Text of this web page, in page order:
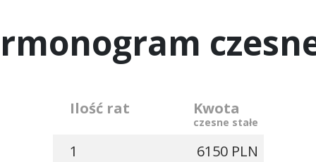
Ilość rat Kwota
czesne stałe
1 6150 PLN